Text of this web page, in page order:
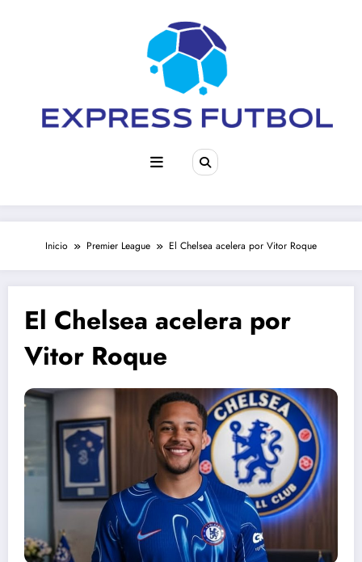
Inicio Premier League El Chelsea acelera por Vitor Roque
El Chelsea acelera por
Vitor Roque